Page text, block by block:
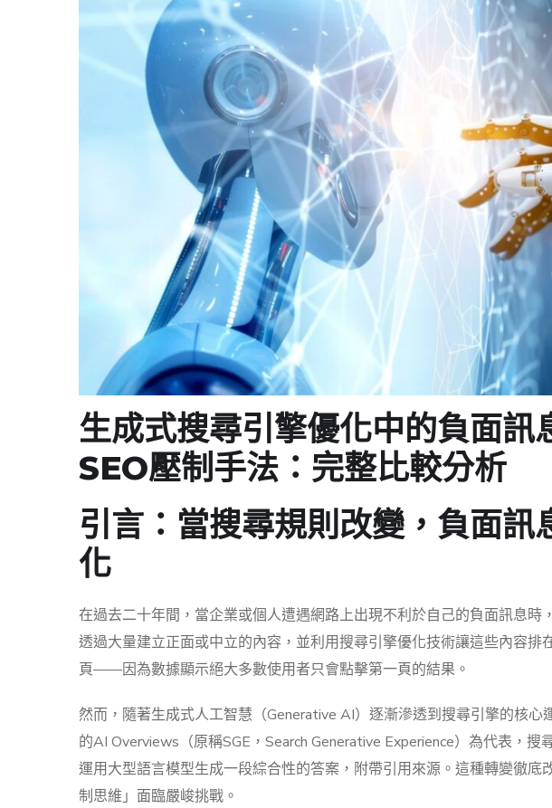
生成式搜尋引擎優化中的負面
SEO壓制手法：完整比較分析
引言：當搜尋規則改變，負面訊
化
在過去二十年間，當企業或個人遭遇網路上出現不利於自己的負面訊息時
透過大量建立正面或中立的內容，並利用搜尋引擎優化技術讓這些內容
頁——因為數據顯示絕大多數使用者只會點擊第一頁的結果。
然而，隨著生成式人工智慧（Generative AI）逐漸滲透到搜尋引擎的核
的AI Overviews（原稱SGE，Search Generative Experience）為代表，
運用大型語言模型生成一段綜合性的答案，附帶引用來源。這種轉變徹
制思維」面臨嚴峻挑戰。